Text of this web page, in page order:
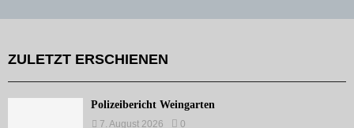
ZULETZT ERSCHIENEN
Polizeibericht Weingarten
7. August 2026 0